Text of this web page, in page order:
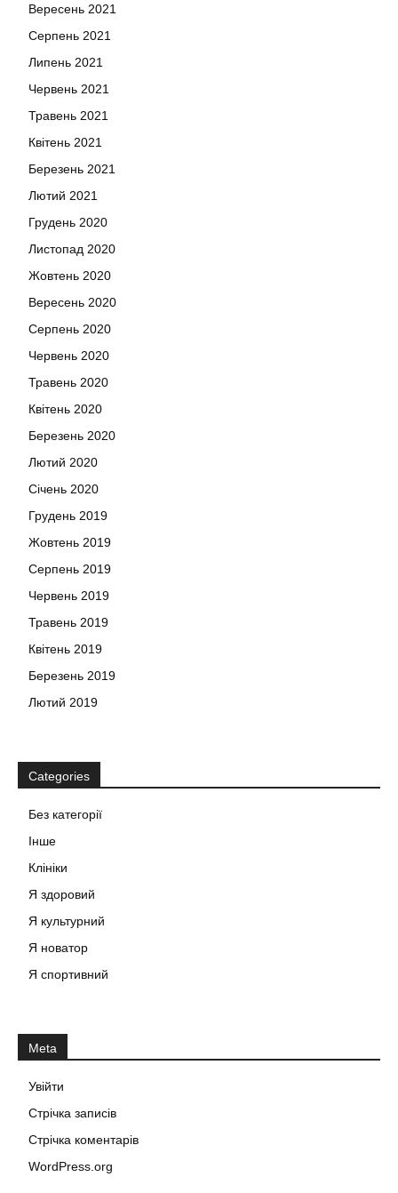
Вересень 2021
Серпень 2021
Липень 2021
Червень 2021
Травень 2021
Квітень 2021
Березень 2021
Лютий 2021
Грудень 2020
Листопад 2020
Жовтень 2020
Вересень 2020
Серпень 2020
Червень 2020
Травень 2020
Квітень 2020
Березень 2020
Лютий 2020
Січень 2020
Грудень 2019
Жовтень 2019
Серпень 2019
Червень 2019
Травень 2019
Квітень 2019
Березень 2019
Лютий 2019
Categories
Без категорії
Інше
Клініки
Я здоровий
Я культурний
Я новатор
Я спортивний
Meta
Увійти
Стрічка записів
Стрічка коментарів
WordPress.org